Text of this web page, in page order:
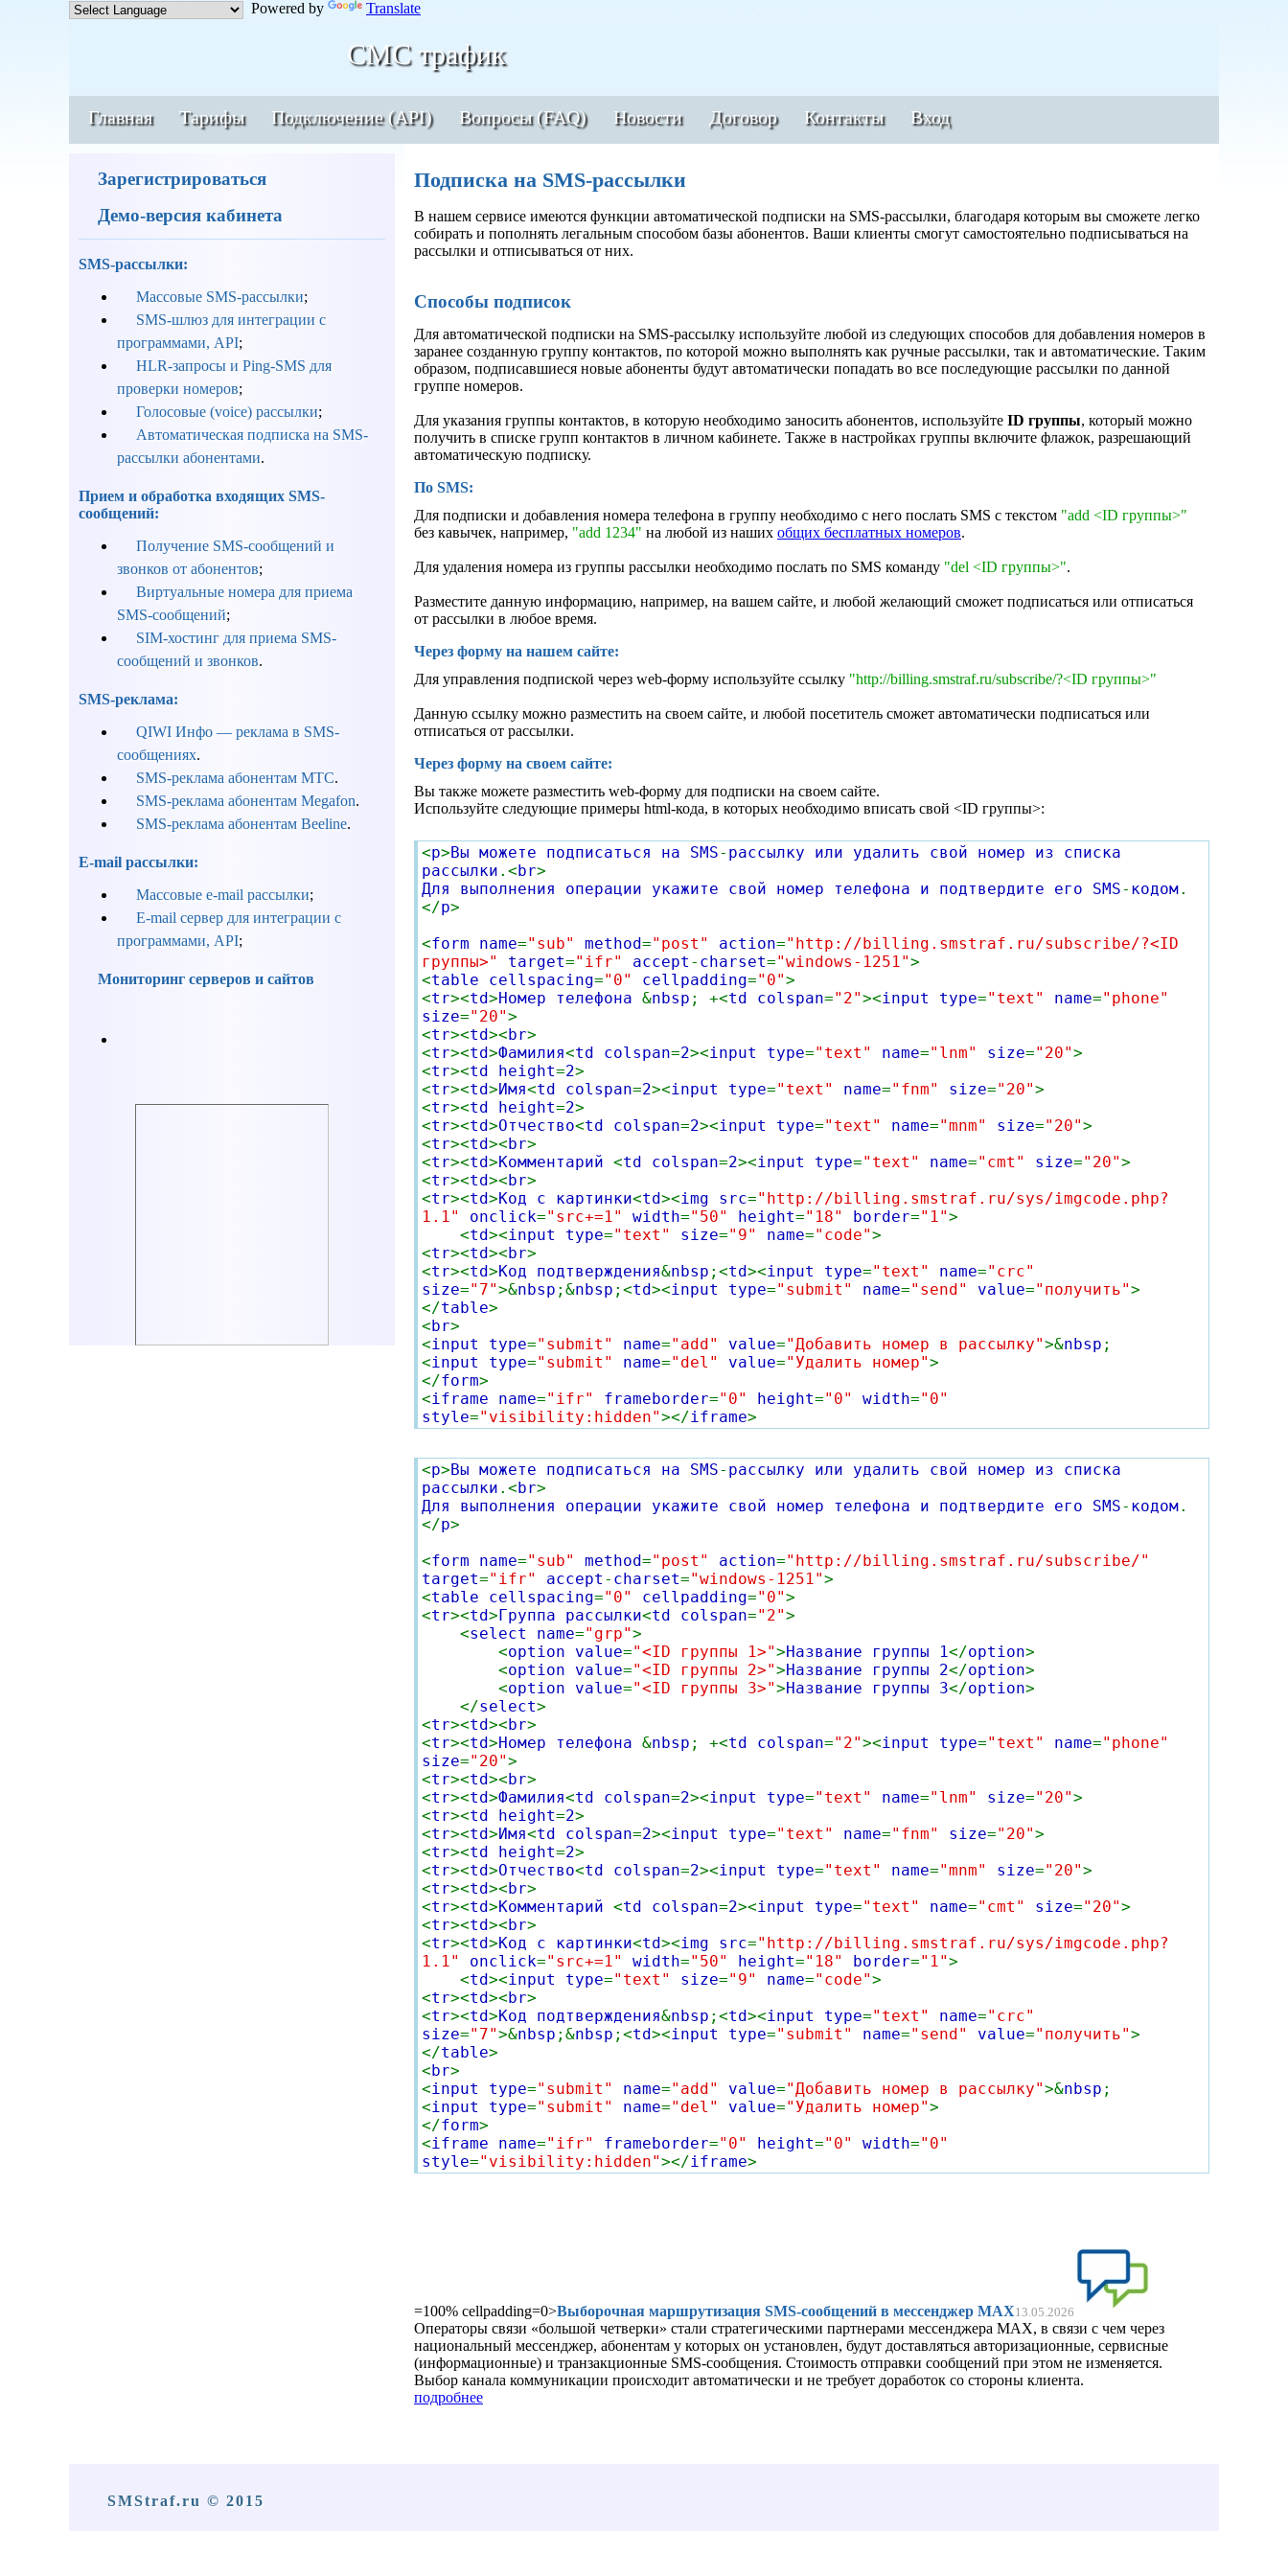
Powered by Translate
СМС трафик
Главная Тарифы Подключение (API) Вопросы (FAQ) Новости Договор Контакты Вход
Зарегистрироваться
Демо-версия кабинета
SMS-рассылки:
Массовые SMS-рассылки;
SMS-шлюз для интеграции с
программами, API;
HLR-запросы и Ping-SMS для
проверки номеров;
Голосовые (voice) рассылки;
Автоматическая подписка на SMS-
рассылки абонентами.
Прием и обработка входящих SMS-
сообщений:
Получение SMS-сообщений и
звонков от абонентов;
Виртуальные номера для приема
SMS-сообщений;
SIM-хостинг для приема SMS-
сообщений и звонков.
SMS-реклама:
QIWI Инфо — реклама в SMS-
сообщениях.
SMS-реклама абонентам МТС.
SMS-реклама абонентам Megafon.
SMS-реклама абонентам Beeline.
E-mail рассылки:
Массовые e-mail рассылки;
E-mail сервер для интеграции с
программами, API;
Мониторинг серверов и сайтов
Подписка на SMS-рассылки
В нашем сервисе имеются функции автоматической подписки на SMS-рассылки, благодаря которым вы сможете легко
собирать и пополнять легальным способом базы абонентов. Ваши клиенты смогут самостоятельно подписываться на
рассылки и отписываться от них.
Способы подписок
Для автоматической подписки на SMS-рассылку используйте любой из следующих способов для добавления номеров в
заранее созданную группу контактов, по которой можно выполнять как ручные рассылки, так и автоматические. Таким
образом, подписавшиеся новые абоненты будут автоматически попадать во все последующие рассылки по данной
группе номеров.
Для указания группы контактов, в которую необходимо заносить абонентов, используйте ID группы, который можно
получить в списке групп контактов в личном кабинете. Также в настройках группы включите флажок, разрешающий
автоматическую подписку.
По SMS:
Для подписки и добавления номера телефона в группу необходимо с него послать SMS c текстом "add <ID группы>"
без кавычек, например, "add 1234" на любой из наших общих бесплатных номеров.
Для удаления номера из группы рассылки необходимо послать по SMS команду "del <ID группы>".
Разместите данную информацию, например, на вашем сайте, и любой желающий сможет подписаться или отписаться
от рассылки в любое время.
Через форму на нашем сайте:
Для управления подпиской через web-форму используйте ссылку "http://billing.smstraf.ru/subscribe/?<ID группы>"
Данную ссылку можно разместить на своем сайте, и любой посетитель сможет автоматически подписаться или
отписаться от рассылки.
Через форму на своем сайте:
Вы также можете разместить web-форму для подписки на своем сайте.
Используйте следующие примеры html-кода, в которых необходимо вписать свой <ID группы>:
<p>Вы можете подписаться на SMS- рассылку или удалить свой номер из списка
рассылки .< br>
Для выполнения операции укажите свой номер телефона и подтвердите его SMS- кодом.
</p>
<form name="sub" method="post" action="http://billing.smstraf.ru/subscribe/?<ID
группы>" target="ifr" accept - charset="windows-1251">
<table cellspacing="0" cellpadding="0">
<tr><td>Номер телефона &nbsp ; +<td colspan="2"><input type="text" name="phone"
size="20">
<tr><td>< br>
<tr><td>Фамилия<td colspan=2><input type="text" name="lnm" size="20">
<tr><td height=2>
<tr><td>Имя<td colspan=2><input type="text" name="fnm" size="20">
<tr><td height=2>
<tr><td>Отчество<td colspan=2><input type="text" name="mnm" size="20">
<tr><td>< br>
<tr><td>Комментарий <td colspan=2><input type="text" name="cmt" size="20">
<tr><td>< br>
<tr><td>Код с картинки<td><img src="http://billing.smstraf.ru/sys/imgcode.php?
1.1" onclick="src+=1" width="50" height="18" border="1">
<td><input type="text" size="9" name="code">
<tr><td>< br>
<tr><td>Код подтверждения&nbsp ;<td><input type="text" name="crc"
size="7">&nbsp ;&nbsp ;<td><input type="submit" name="send" value="получить">
</table>
< br>
<input type="submit" name="add" value="Добавить номер в рассылку">&nbsp ;
<input type="submit" name="del" value="Удалить номер">
</form>
<iframe name="ifr" frameborder="0" height="0" width="0"
style="visibility:hidden"></iframe>
<p>Вы можете подписаться на SMS- рассылку или удалить свой номер из списка
рассылки .< br>
Для выполнения операции укажите свой номер телефона и подтвердите его SMS- кодом.
</p>
<form name="sub" method="post" action="http://billing.smstraf.ru/subscribe/"
target="ifr" accept - charset="windows-1251">
<table cellspacing="0" cellpadding="0">
<tr><td> Группа рассылки<td colspan="2">
<select name="grp">
<option value="<ID группы 1>">Название группы 1</option>
<option value="<ID группы 2>">Название группы 2</option>
<option value="<ID группы 3>">Название группы 3</option>
</select>
<tr><td>< br>
<tr><td>Номер телефона &nbsp ; +<td colspan="2"><input type="text" name="phone"
size="20">
<tr><td>< br>
<tr><td>Фамилия<td colspan=2><input type="text" name="lnm" size="20">
<tr><td height=2>
<tr><td>Имя<td colspan=2><input type="text" name="fnm" size="20">
<tr><td height=2>
<tr><td>Отчество<td colspan=2><input type="text" name="mnm" size="20">
<tr><td>< br>
<tr><td>Комментарий <td colspan=2><input type="text" name="cmt" size="20">
<tr><td>< br>
<tr><td>Код с картинки<td><img src="http://billing.smstraf.ru/sys/imgcode.php?
1.1" onclick="src+=1" width="50" height="18" border="1">
<td><input type="text" size="9" name="code">
<tr><td>< br>
<tr><td>Код подтверждения&nbsp ;<td><input type="text" name="crc"
size="7">&nbsp ;&nbsp ;<td><input type="submit" name="send" value="получить">
</table>
< br>
<input type="submit" name="add" value="Добавить номер в рассылку">&nbsp ;
<input type="submit" name="del" value="Удалить номер">
</form>
<iframe name="ifr" frameborder="0" height="0" width="0"
style="visibility:hidden"></iframe>
=100% cellpadding=0>Выборочная маршрутизация SMS-сообщений в мессенджер MAX13.05.2026
Операторы связи «большой четверки» стали стратегическими партнерами мессенджера MAX, в связи с чем через
национальный мессенджер, абонентам у которых он установлен, будут доставляться авторизационные, сервисные
(информационные) и транзакционные SMS-сообщения. Стоимость отправки сообщений при этом не изменяется.
Выбор канала коммуникации происходит автоматически и не требует доработок со стороны клиента.
подробнее
SMStraf.ru © 2015